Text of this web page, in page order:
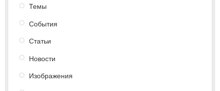
Темы
События
Статьи
Новости
Изображения